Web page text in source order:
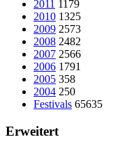
2011 1179
2010 1325
2009 2573
2008 2482
2007 2566
2006 1791
2005 358
2004 250
Festivals 65635
Erweitert